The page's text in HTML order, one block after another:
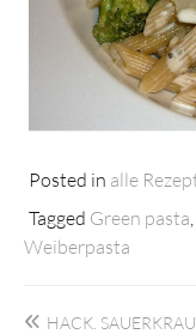
Posted in alle
Tagged Green pasta
Weiberpasta
HACK.